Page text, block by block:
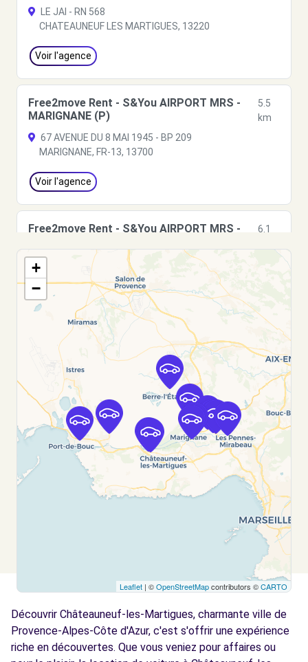
LE JAI - RN 568
CHATEAUNEUF LES MARTIGUES, 13220
Voir l'agence
Free2move Rent - S&You AIRPORT MRS -
MARIGNANE (P)
5.5
km
67 AVENUE DU 8 MAI 1945 - BP 209
MARIGNANE, FR-13, 13700
Voir l'agence
Free2move Rent - S&You AIRPORT MRS -
6.1
67 AVENUE DU 8 MAI 1945 - BP 209
MARIGNANE CEDEX, FR-13, 13700
Voir l'agence
Free2move Rent - S&You AIRPORT MRS -
MARIGNANE (D)
6.1
km
67 AVENUE DU 8 MAI 1945 - BP 209
MARIGNANE CEDEX, FR-13, 13700
Voir l'agence
Free2move Rent - Aéroport MRS -
7.8
km
Free2move Rent - ADP PARASCANDOLA -
VITROLLES (O)
km
7 RUE DE MADRID
+
−
Leaflet | ©OpenStreetMapcontributors ©CARTO
Découvrir Châteauneuf-les-Martigues, charmante ville de
Provence-Alpes-Côte d'Azur, c'est s'offrir une expérience
riche en découvertes. Que vous veniez pour affaires ou